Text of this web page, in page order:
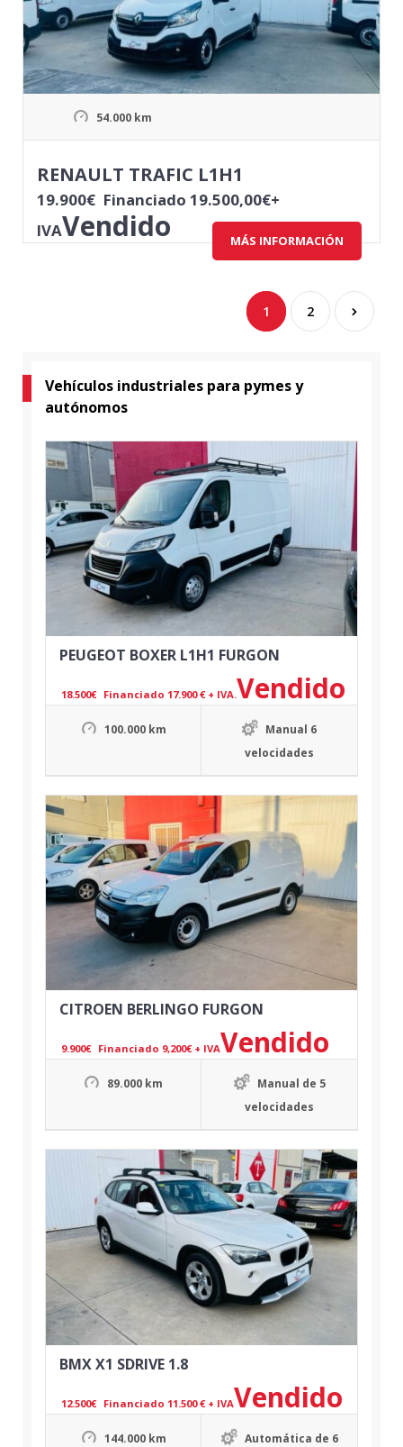
54.000 km
RENAULT TRAFIC L1H1
19.900€ Financiado 19.500,00€+
IVAVendido MÁS INFORMACIÓN
1 2
Vehículos industriales para pymes y
autónomos
100.000 km
Manual 6
velocidades
PEUGEOT BOXER L1H1 FURGON
18.500€ Financiado 17.900 € + IVA.Vendido
89.000 km
Manual de 5
velocidades
CITROEN BERLINGO FURGON
9.900€ Financiado 9,200€ + IVAVendido
144.000 km
Automática de 6
BMX X1 SDRIVE 1.8
12.500€ Financiado 11.500 € + IVAVendido